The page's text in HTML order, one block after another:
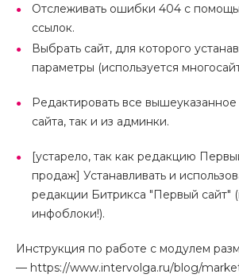
Отслеживать ошибки 404 с
ссылок.
Выбрать сайт, для которого
параметры (используется
Редактировать все вышеуказанное
сайта, так и из админки.
[устарело, так как редакцию
продаж] Устанавливать и
редакции Битрикса "Первый сайт"
инфоблоки!).
Инструкция по работе с модулем
— https://www.intervolga.ru/blog/